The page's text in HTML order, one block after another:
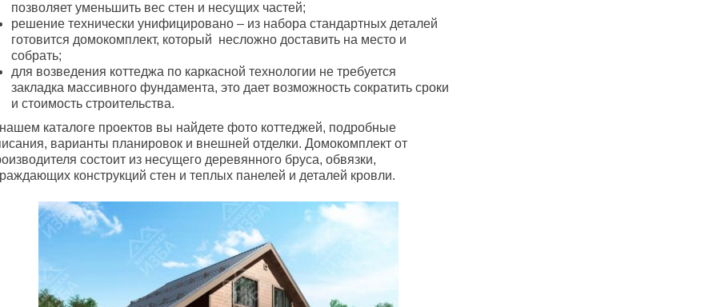
позволяет уменьшить вес стен и несущих частей;
решение технически унифицировано – из набора стандартных деталей
готовится домокомплект, который несложно доставить на место и
собрать;
для возведения коттеджа по каркасной технологии не требуется
закладка массивного фундамента, это дает возможность сократить сроки
и стоимость строительства.
каталоге проектов вы найдете фото коттеджей, подробные
варианты планировок и внешней отделки. Домокомплект от
состоит из несущего деревянного бруса, обвязки,
конструкций стен и теплых панелей и деталей кровли.